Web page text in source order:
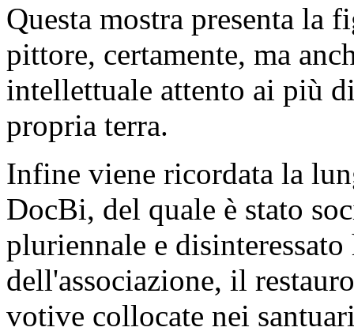
Questa mostra presenta la
pittore, certamente, ma
intellettuale attento ai più
propria terra.
Infine viene ricordata la
DocBi, del quale è stato
pluriennale e
dell'associazione, il
votive collocate nei